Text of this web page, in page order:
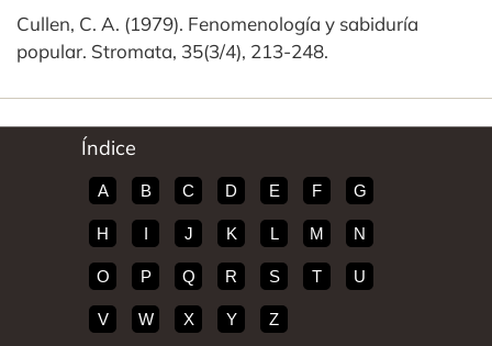
Cullen, C. A. (1979). Fenomenología y sabiduría
popular. Stromata, 35(3/4), 213-248.
Índice
A B C D E F G
H I J K L M N
O P Q R S T U
V W X Y Z